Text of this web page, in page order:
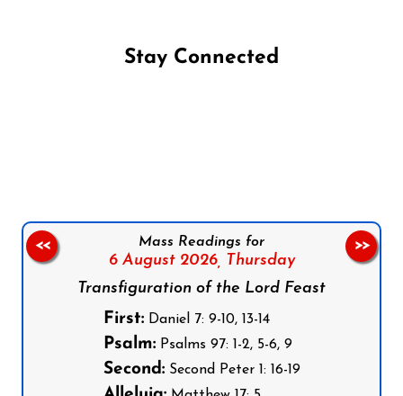
Stay Connected
Mass Readings for
6 August 2026, Thursday
Transfiguration of the Lord Feast
First:Daniel 7: 9-10, 13-14
Psalm:Psalms 97: 1-2, 5-6, 9
Second:Second Peter 1: 16-19
<< >>